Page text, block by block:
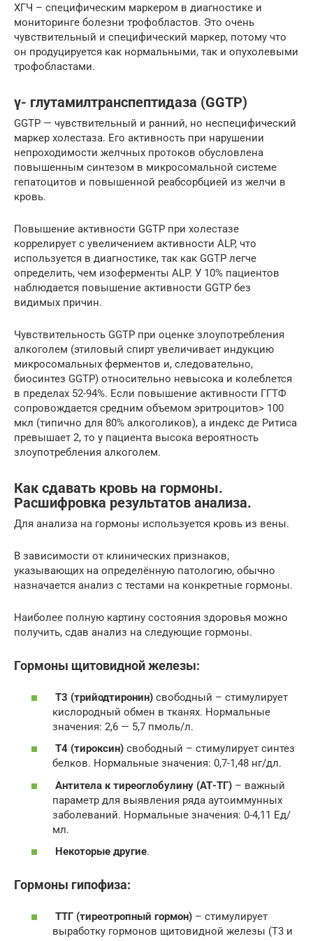
ХГЧ – специфическим маркером в диагностике и
мониторинге болезни трофобластов. Это очень
чувствительный и специфический маркер, потому что
он продуцируется как нормальными, так и опухолевыми
трофобластами.
γ- глутамилтранспептидаза (GGTP)
GGTP — чувствительный и ранний, но неспецифический
маркер холестаза. Его активность при нарушении
непроходимости желчных протоков обусловлена ​​
повышенным синтезом в микросомальной системе
гепатоцитов и повышенной реабсорбцией из желчи в
кровь.
Повышение активности GGTP при холестазе
коррелирует с увеличением активности ALP, что
используется в диагностике, так как GGTP легче
определить, чем изоферменты ALP. У 10% пациентов
наблюдается повышение активности GGTP без
видимых причин.
Чувствительность GGTP при оценке злоупотребления
алкоголем (этиловый спирт увеличивает индукцию
микросомальных ферментов и, следовательно,
биосинтез GGTP) относительно невысока и колеблется
в пределах 52-94%. Если повышение активности ГГТФ
сопровождается средним объемом эритроцитов> 100
мкл (типично для 80% алкоголиков), а индекс де Ритиса
превышает 2, то у пациента высока вероятность
злоупотребления алкоголем.
Как сдавать кровь на гормоны.
Расшифровка результатов анализа.
Для анализа на гормоны используется кровь из вены.
В зависимости от клинических признаков,
указывающих на определённую патологию, обычно
назначается анализ с тестами на конкретные гормоны.
Наиболее полную картину состояния здоровья можно
получить, сдав анализ на следующие гормоны.
Гормоны щитовидной железы:
Т3 (трийодтиронин) свободный – стимулирует
кислородный обмен в тканях. Нормальные
значения: 2,6 — 5,7 пмоль/л.
Т4 (тироксин) свободный – стимулирует синтез
белков. Нормальные значения: 0,7-1,48 нг/дл.
Антитела к тиреоглобулину (АТ-ТГ) – важный
параметр для выявления ряда аутоиммунных
заболеваний. Нормальные значения: 0-4,11 Ед/
мл.
Некоторые другие.
Гормоны гипофиза:
ТТГ (тиреотропный гормон) – стимулирует
выработку гормонов щитовидной железы (Т3 и